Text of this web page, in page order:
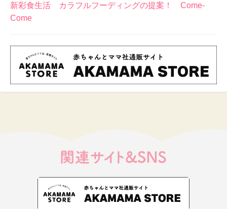
新彩食生活 カラフルフーディングの提案！ Come-
Come